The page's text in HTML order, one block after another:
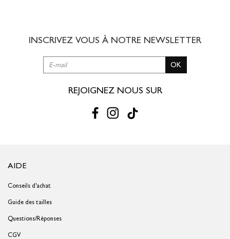
RETOUR SIMPLE SOUS 30 JOURS :
Vous avez changé d'avis ?
Retournez vos achats gratuitement en
livraison/retour disponible dans votre compte client (rubrique "Mes
Gagnez du temps en échangeant votre produit
INSCRIVEZ VOUS À NOTRE NEWSLETTER
OK
REJOIGNEZ NOUS SUR
AIDE
Conseils d'achat
Guide des tailles
Questions/Réponses
CGV